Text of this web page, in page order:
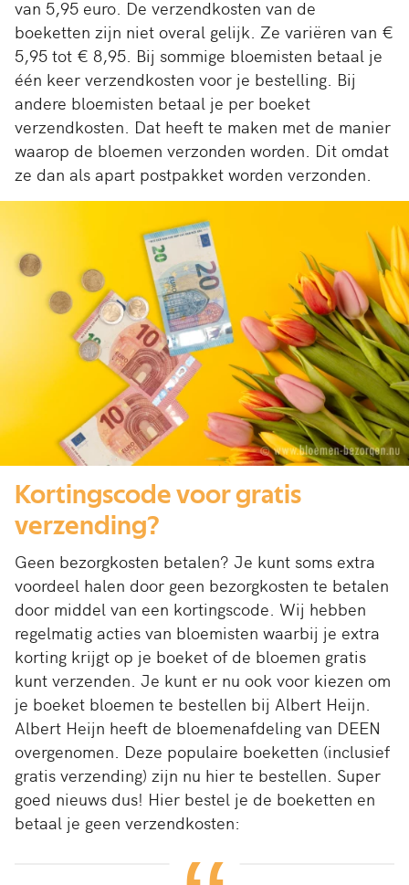
van 5,95 euro. De verzendkosten van de
boeketten zijn niet overal gelijk. Ze variëren van €
5,95 tot € 8,95. Bij sommige bloemisten betaal je
één keer verzendkosten voor je bestelling. Bij
andere bloemisten betaal je per boeket
verzendkosten. Dat heeft te maken met de manier
waarop de bloemen verzonden worden. Dit omdat
ze dan als apart postpakket worden verzonden.
Kortingscode voor gratis
verzending?
Geen bezorgkosten betalen? Je kunt soms extra
voordeel halen door geen bezorgkosten te betalen
door middel van een kortingscode. Wij hebben
regelmatig acties van bloemisten waarbij je extra
korting krijgt op je boeket of de bloemen gratis
kunt verzenden. Je kunt er nu ook voor kiezen om
je boeket bloemen te bestellen bij Albert Heijn.
Albert Heijn heeft de bloemenafdeling van DEEN
overgenomen. Deze populaire boeketten (inclusief
gratis verzending) zijn nu hier te bestellen. Super
goed nieuws dus! Hier bestel je de boeketten en
betaal je geen verzendkosten: